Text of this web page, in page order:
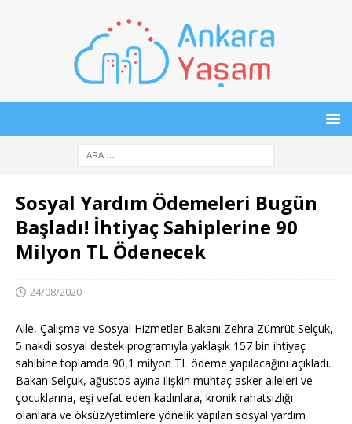
Sosyal Yardım Ödemeleri Bugün
Başladı! İhtiyaç Sahiplerine 90
Milyon TL Ödenecek
24/08/2020
Aile, Çalışma ve Sosyal Hizmetler Bakanı Zehra Zümrüt Selçuk,
5 nakdi sosyal destek programıyla yaklaşık 157 bin ihtiyaç
sahibine toplamda 90,1 milyon TL ödeme yapılacağını açıkladı.
Bakan Selçuk, ağustos ayına ilişkin muhtaç asker aileleri ve
çocuklarına, eşi vefat eden kadınlara, kronik rahatsızlığı
olanlara ve öksüz/yetimlere yönelik yapılan sosyal yardım